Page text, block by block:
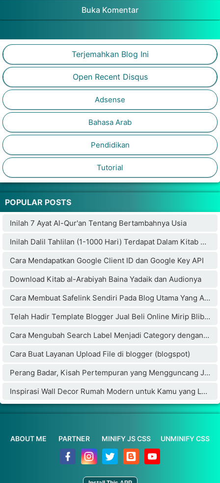
Buka Komentar
Terjemahkan Blog Ini
Open Recent Disqus
Adsense
Bahasa Arab
Pendidikan
Tutorial
POPULAR POSTS
Inilah 7 Ayat Al-Qur'an Tentang Bertambahnya Usia
Inilah Dalil Tahlilan (1-1000 Hari) Terdapat Dalam Kitab Weda Hindu Bikin Penulisnya Masuk Islam
Cara Mendapatkan Google Client ID dan Google Key API
Download Kitab al-Arabiyah Baina Yadaik dan Audionya
Cara Membuat Safelink Sendiri Pada Blog Utama Yang Aman Buat Adsense
Telah Hadir Template Blogger Jual Beli Online Mirip Blibli.com
Cara Mengubah Search Label Menjadi Category dengan Cloudflare
Cara Buat Layanan Upload File di blogger (blogspot)
Perang Badar, Kisah Pertempuran yang Mengguncang Jazirah Arab
Inspirasi Wall Decor Rumah Modern untuk Kamu yang Lagi Membangun atau Renovasi
ABOUT ME PARTNER MINIFY JS CSS UNMINIFY CSS